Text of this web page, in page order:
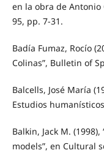
en la obra de Antonio
95, pp. 7-31.
Badía Fumaz, Rocío
Colinas”, Bulletin of
Balcells, José María
Estudios
Balkin, Jack M.
models”, en Cultural